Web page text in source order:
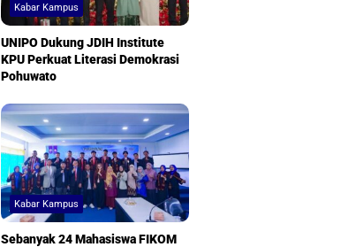
Kabar Kampus
UNIPO Dukung JDIH Institute
KPU Perkuat Literasi Demokrasi
Pohuwato
Kabar Kampus
Sebanyak 24 Mahasiswa FIKOM